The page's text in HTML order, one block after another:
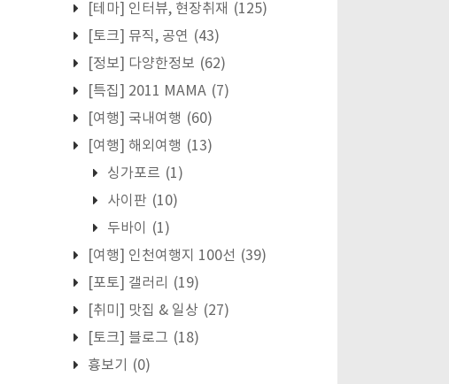
[테마] 인터뷰, 현장취재 (125)
[토크] 뮤직, 공연 (43)
[정보] 다양한정보 (62)
[특집] 2011 MAMA (7)
[여행] 국내여행 (60)
[여행] 해외여행 (13)
싱가포르 (1)
사이판 (10)
두바이
(1)
[여행] 인천여행지 100선 (39)
[포토] 갤러리
(19)
[취미] 맛집 & 일상 (27)
[토크] 블로그 (18)
흉보기
(0)